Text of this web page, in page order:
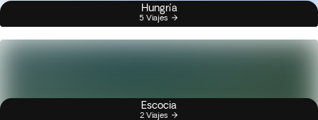
Hungría
5 Viajes
Escocia
2 Viajes